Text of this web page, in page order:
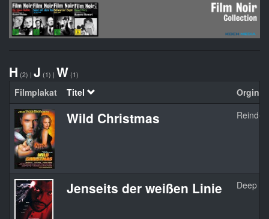
H (2) | J (1) | W (1)
Filmplakat Titel
Wild Christmas
Jenseits der weißen Linie Deep